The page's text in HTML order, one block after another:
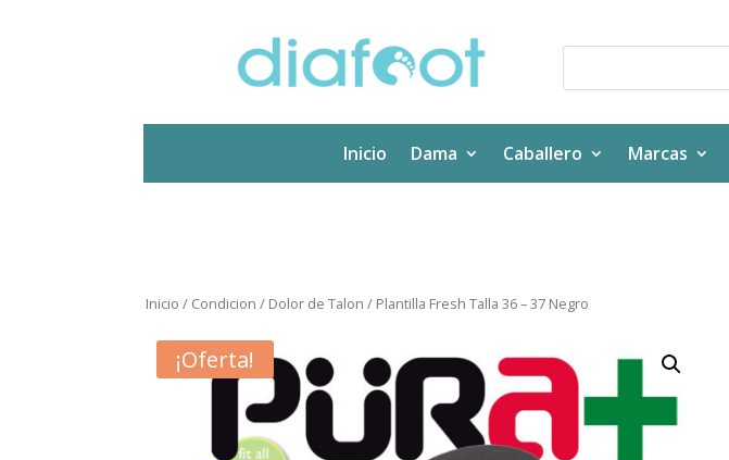
Inicio Dama Caballero Marcas
Inicio / Condicion / Dolor de Talon / Plantilla Fresh Talla 36 – 37 Negro
¡Oferta!